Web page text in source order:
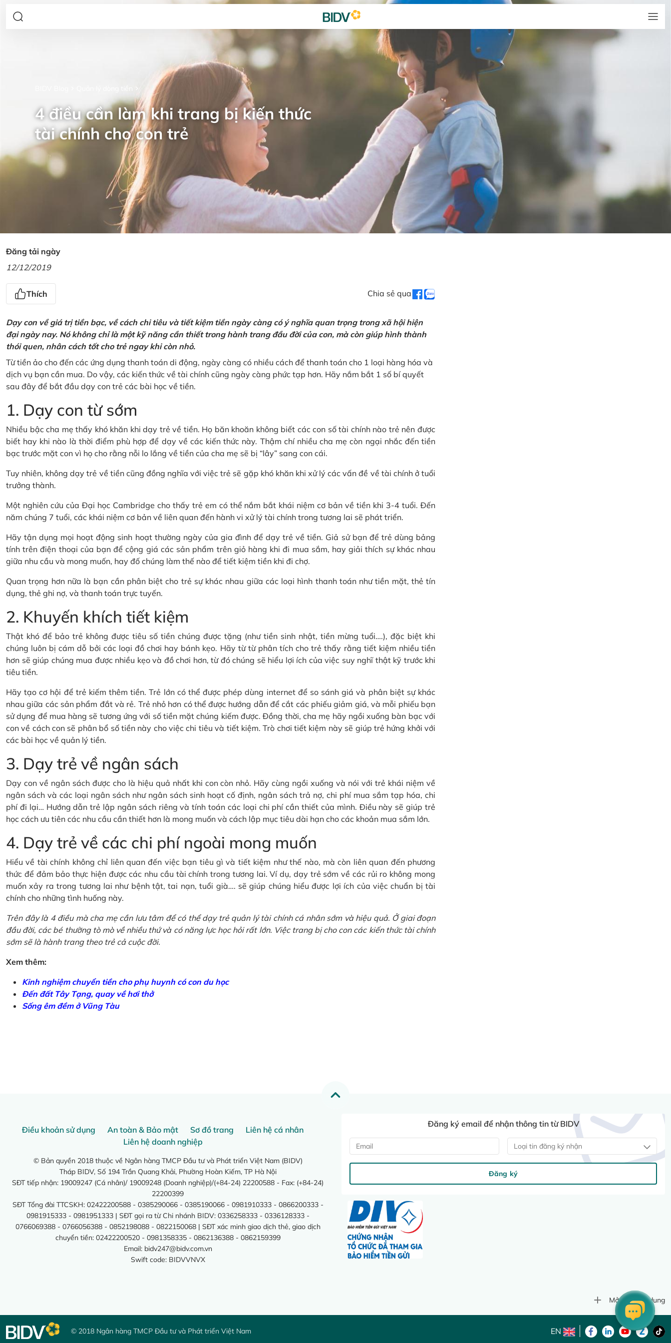
4 điều cần làm khi trang bị kiến thức
tài chính cho con trẻ
Đăng tải ngày
12/12/2019
Thích Chia sẻ qua
Dạy con về giá trị tiền bạc, về cách chi tiêu và tiết kiệm tiền ngày càng có ý nghĩa quan trọng trong xã hội hiện
đại ngày nay. Nó không chỉ là một kỹ năng cần thiết trong hành trang đầu đời của con, mà còn giúp hình thành
thói quen, nhân cách tốt cho trẻ ngay khi còn nhỏ.
Từ tiền ảo cho đến các ứng dụng thanh toán di động, ngày càng có nhiều cách để thanh toán cho 1 loại hàng hóa và
dịch vụ bạn cần mua. Do vậy, các kiến thức về tài chính cũng ngày càng phức tạp hơn. Hãy nắm bắt 1 số bí quyết
sau đây để bắt đầu dạy con trẻ các bài học về tiền.
1. Dạy con từ sớm
Nhiều bậc cha mẹ thấy khó khăn khi dạy trẻ về tiền. Họ băn khoăn không biết các con số tài chính nào trẻ nên được
biết hay khi nào là thời điểm phù hợp để dạy về các kiến thức này. Thậm chí nhiều cha mẹ còn ngại nhắc đến tiền
bạc trước mặt con vì họ cho rằng nỗi lo lắng về tiền của cha mẹ sẽ bị “lây” sang con cái.
Tuy nhiên, không dạy trẻ về tiền cũng đồng nghĩa với việc trẻ sẽ gặp khó khăn khi xử lý các vấn đề về tài chính ở tuổi
trưởng thành.
Một nghiên cứu của Đại học Cambridge cho thấy trẻ em có thể nắm bắt khái niệm cơ bản về tiền khi 3-4 tuổi. Đến
năm chúng 7 tuổi, các khái niệm cơ bản về liên quan đến hành vi xử lý tài chính trong tương lai sẽ phát triển.
Hãy tận dụng mọi hoạt động sinh hoạt thường ngày của gia đình để dạy trẻ về tiền. Giả sử bạn để trẻ dùng bảng
tính trên điện thoại của bạn để cộng giá các sản phẩm trên giỏ hàng khi đi mua sắm, hay giải thích sự khác nhau
giữa nhu cầu và mong muốn, hay đố chúng làm thế nào để tiết kiệm tiền khi đi chợ.
Quan trọng hơn nữa là bạn cần phân biệt cho trẻ sự khác nhau giữa các loại hình thanh toán như tiền mặt, thẻ tín
dụng, thẻ ghi nợ, và thanh toán trực tuyến.
2. Khuyến khích tiết kiệm
Thật khó để bảo trẻ không được tiêu số tiền chúng được tặng (như tiền sinh nhật, tiền mừng tuổi….), đặc biệt khi
chúng luôn bị cám dỗ bởi các loại đồ chơi hay bánh kẹo. Hãy từ từ phân tích cho trẻ thấy rằng tiết kiệm nhiều tiền
hơn sẽ giúp chúng mua được nhiều kẹo và đồ chơi hơn, từ đó chúng sẽ hiểu lợi ích của việc suy nghĩ thật kỹ trước khi
tiêu tiền.
Hãy tạo cơ hội để trẻ kiếm thêm tiền. Trẻ lớn có thể được phép dùng internet để so sánh giá và phân biệt sự khác
nhau giữa các sản phẩm đắt và rẻ. Trẻ nhỏ hơn có thể được hướng dẫn để cắt các phiếu giảm giá, và mỗi phiếu bạn
sử dụng để mua hàng sẽ tương ứng với số tiền mặt chúng kiếm được. Đồng thời, cha mẹ hãy ngồi xuống bàn bạc với
con về cách con sẽ phân bổ số tiền này cho việc chi tiêu và tiết kiệm. Trò chơi tiết kiệm này sẽ giúp trẻ hứng khởi với
các bài học về quản lý tiền.
3. Dạy trẻ về ngân sách
Dạy con về ngân sách được cho là hiệu quả nhất khi con còn nhỏ. Hãy cùng ngồi xuống và nói với trẻ khái niệm về
ngân sách và các loại ngân sách như ngân sách sinh hoạt cố định, ngân sách trả nợ, chi phí mua sắm tạp hóa, chi
phí đi lại… Hướng dẫn trẻ lập ngân sách riêng và tính toán các loại chi phí cần thiết của mình. Điều này sẽ giúp trẻ
học cách ưu tiên các nhu cầu cần thiết hơn là mong muốn và cách lập mục tiêu dài hạn cho các khoản mua sắm lớn.
4. Dạy trẻ về các chi phí ngoài mong muốn
Hiểu về tài chính không chỉ liên quan đến việc bạn tiêu gì và tiết kiệm như thế nào, mà còn liên quan đến phương
thức để đảm bảo thực hiện được các nhu cầu tài chính trong tương lai. Ví dụ, dạy trẻ sớm về các rủi ro không mong
muốn xảy ra trong tương lai như bệnh tật, tai nạn, tuổi già…. sẽ giúp chúng hiểu được lợi ích của việc chuẩn bị tài
chính cho những tình huống này.
Trên đây là 4 điều mà cha mẹ cần lưu tâm để có thể dạy trẻ quản lý tài chính cá nhân sớm và hiệu quả. Ở giai đoạn
đầu đời, các bé thường tò mò về nhiều thứ và có năng lực học hỏi rất lớn. Việc trang bị cho con các kiến thức tài chính
sớm sẽ là hành trang theo trẻ cả cuộc đời.
Xem thêm:
Kinh nghiệm chuyển tiền cho phụ huynh có con du học
Đến đất Tây Tạng, quay về hơi thở
Sống êm đềm ở Vũng Tàu
Điều khoản sử dụng An toàn & Bảo mật Sơ đồ trang
Liên hệ cá nhân
Liên hệ doanh nghiệp
© Bản quyền 2018 thuộc về Ngân hàng TMCP Đầu tư và Phát triển Việt Nam (BIDV)
Tháp BIDV, Số 194 Trần Quang Khải, Phường Hoàn Kiếm, TP Hà Nội
SĐT tiếp nhận: 19009247 (Cá nhân)/ 19009248 (Doanh nghiệp)/(+84-24) 22200588 - Fax: (+84-24)
22200399
SĐT Tổng đài TTCSKH: 02422200588 - 0385290066 - 0385190066 - 0981910333 - 0866200333 -
0981915333 - 0981951333 | SĐT gọi ra từ Chi nhánh BIDV: 0336258333 - 0336128333 -
0766069388 - 0766056388 - 0852198088 - 0822150068 | SĐT xác minh giao dịch thẻ, giao dịch
chuyển tiền: 02422200520 - 0981358335 - 0862136388 - 0862159399
Email: bidv247@bidv.com.vn
Swift code: BIDVVNVX
Đăng ký email để nhận thông tin từ BIDV
Loại tin đăng ký nhận
Đăng ký
Mở rộng nội dung
© 2018 Ngân hàng TMCP Đầu tư và Phát triển Việt Nam EN